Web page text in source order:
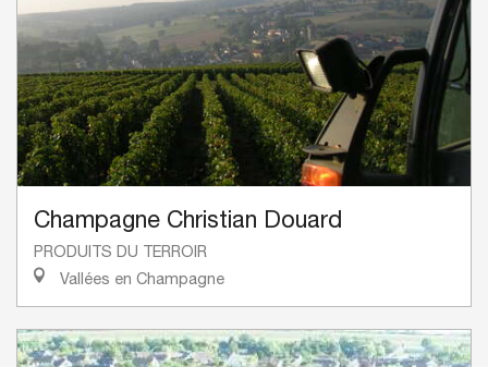
Champagne Christian Douard
PRODUITS DU TERROIR
Vallées en Champagne